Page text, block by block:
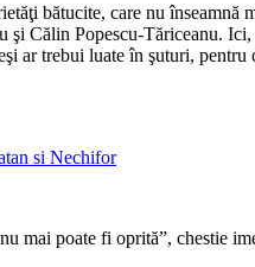
bătucite, care nu
Călin Popescu-Tăriceanu.
ar trebui luate în şuturi,
mai poate fi oprită”, chestie